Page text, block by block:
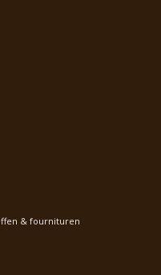
& fournituren